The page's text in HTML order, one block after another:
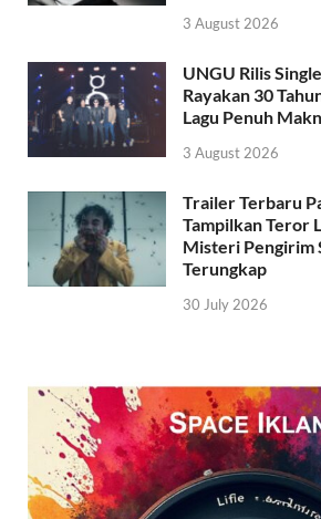
3 August 2026
UNGU Rilis
Rayakan 30
Lagu Penuh
3 August 2026
Trailer Terbaru
Tampilkan Teror
Misteri Pengirim
Terungkap
30 July 2026